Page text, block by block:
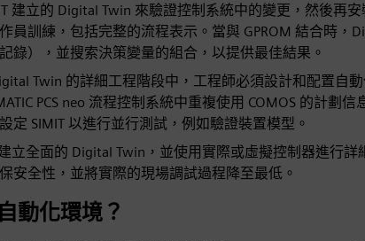
建立的 Digital Twin 來驗證控制系統中的變更，然後再
員訓練，包括完整的流程表示。當與 GPROM 結合時，
錄），並搜索決策變量的組合，以提供最佳結果。
Twin 的詳細工程階段中，工程師必須設計和配置自
PCS neo 流程控制系統中重複使用 COMOS 的計劃
定 SIMIT 以進行並行測試，例如驗證裝置模型。
立全面的 Digital Twin，並使用實際或虛擬控制器進行詳
安全性，並將實際的現場調試過程降至最低。
動化環境？